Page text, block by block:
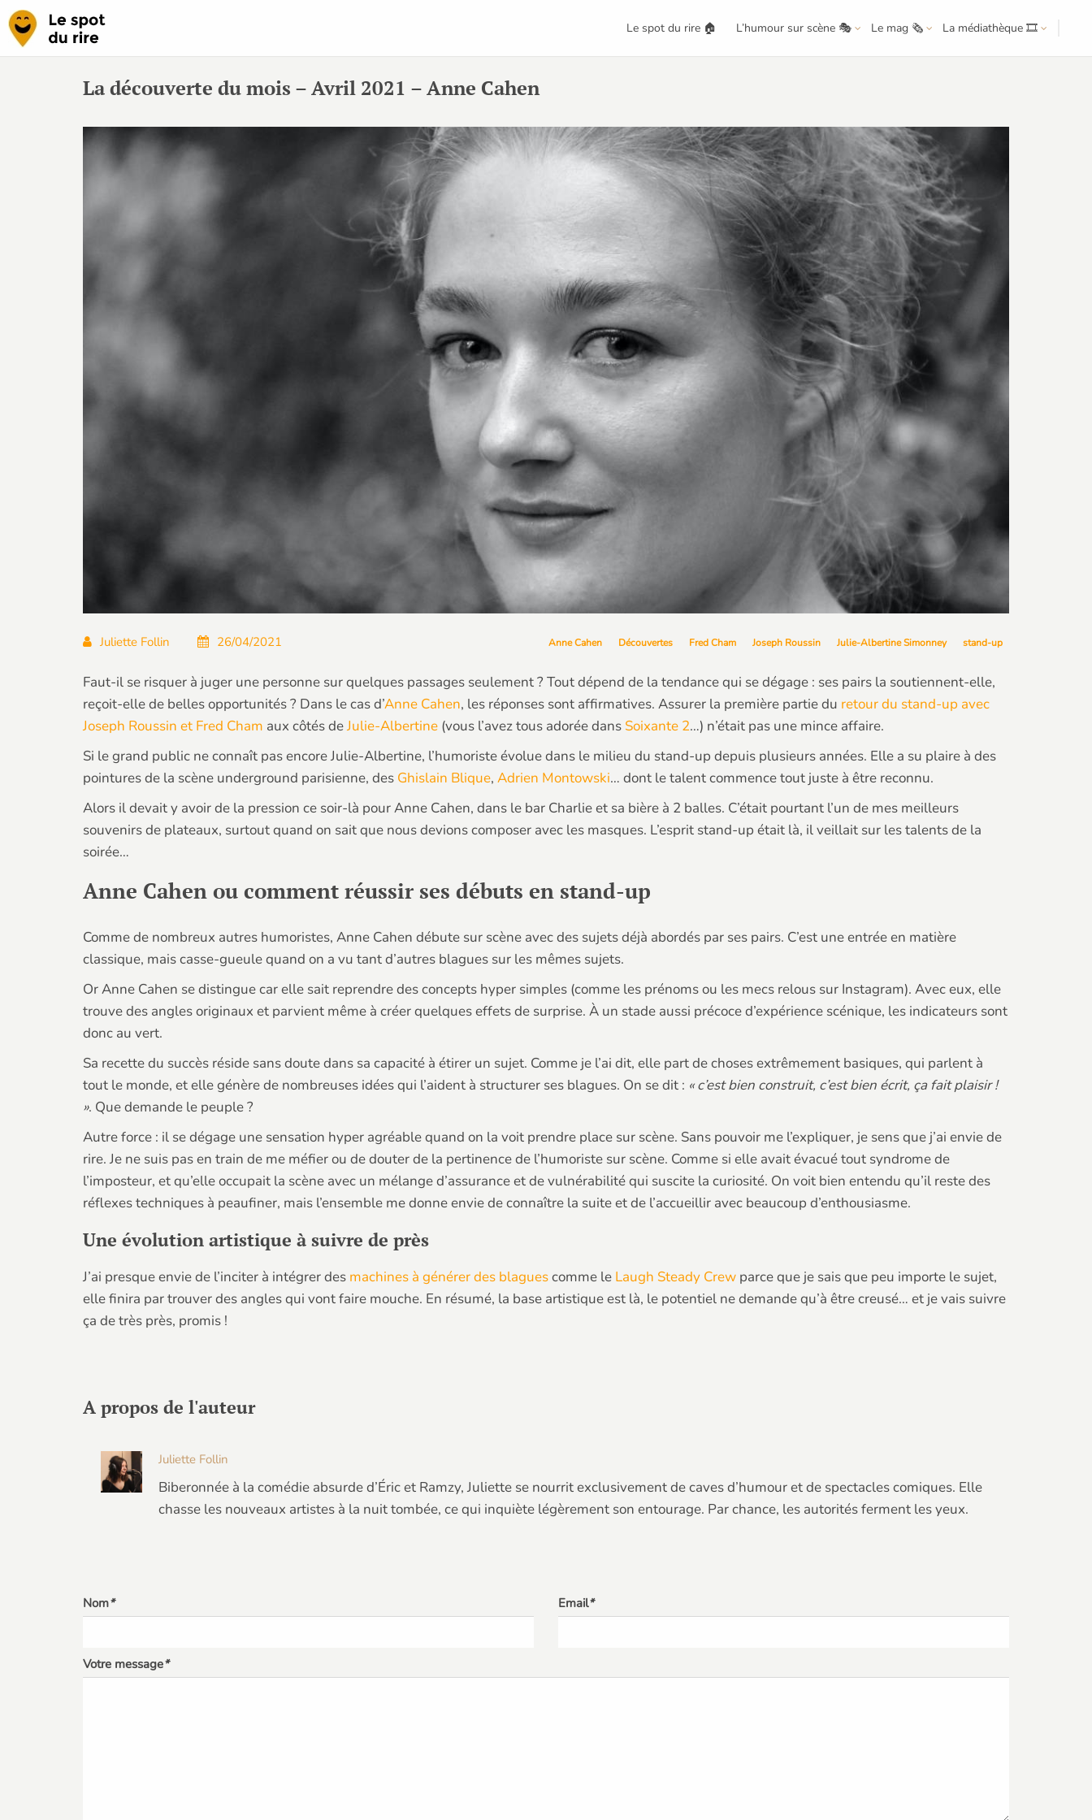
Le spot du rire 🏠 L’humour sur scène 🎭 Le mag 🗞️ La médiathèque 🎞️
La découverte du mois – Avril 2021 – Anne Cahen
Juliette Follin 26/04/2021 Anne Cahen Découvertes Fred Cham Joseph Roussin Julie-Albertine Simonney stand-up
Faut-il se risquer à juger une personne sur quelques passages seulement ? Tout dépend de la tendance qui se dégage : ses pairs la soutiennent-elle,
reçoit-elle de belles opportunités ? Dans le cas d’Anne Cahen, les réponses sont affirmatives. Assurer la première partie du retour du stand-up avec
Joseph Roussin et Fred Cham aux côtés deJulie-Albertine (vous l’avez tous adorée dans Soixante 2…) n’était pas une mince affaire.
Si le grand public ne connaît pas encore Julie-Albertine, l’humoriste évolue dans le milieu du stand-up depuis plusieurs années. Elle a su plaire à des
pointures de la scène underground parisienne, des Ghislain Blique, Adrien Montowski… dont le talent commence tout juste à être reconnu.
Alors il devait y avoir de la pression ce soir-là pour Anne Cahen, dans le bar Charlie et sa bière à 2 balles. C’était pourtant l’un de mes meilleurs
souvenirs de plateaux, surtout quand on sait que nous devions composer avec les masques. L’esprit stand-up était là, il veillait sur les talents de la
soirée…
Anne Cahen ou comment réussir ses débuts en stand-up
Comme de nombreux autres humoristes, Anne Cahen débute sur scène avec des sujets déjà abordés par ses pairs. C’est une entrée en matière
classique, mais casse-gueule quand on a vu tant d’autres blagues sur les mêmes sujets.
Or Anne Cahen se distingue car elle sait reprendre des concepts hyper simples (comme les prénoms ou les mecs relous sur Instagram). Avec eux, elle
trouve des angles originaux et parvient même à créer quelques effets de surprise. À un stade aussi précoce d’expérience scénique, les indicateurs sont
donc au vert.
Sa recette du succès réside sans doute dans sa capacité à étirer un sujet. Comme je l’ai dit, elle part de choses extrêmement basiques, qui parlent à
tout le monde, et elle génère de nombreuses idées qui l’aident à structurer ses blagues. On se dit : « c’est bien construit, c’est bien écrit, ça fait plaisir !
». Que demande le peuple ?
Autre force : il se dégage une sensation hyper agréable quand on la voit prendre place sur scène. Sans pouvoir me l’expliquer, je sens que j’ai envie de
rire. Je ne suis pas en train de me méfier ou de douter de la pertinence de l’humoriste sur scène. Comme si elle avait évacué tout syndrome de
l’imposteur, et qu’elle occupait la scène avec un mélange d’assurance et de vulnérabilité qui suscite la curiosité. On voit bien entendu qu’il reste des
réflexes techniques à peaufiner, mais l’ensemble me donne envie de connaître la suite et de l’accueillir avec beaucoup d’enthousiasme.
Une évolution artistique à suivre de près
J’ai presque envie de l’inciter à intégrer des machines à générer des blaguescomme le Laugh Steady Crew parce que je sais que peu importe le sujet,
elle finira par trouver des angles qui vont faire mouche. En résumé, la base artistique est là, le potentiel ne demande qu’à être creusé… et je vais suivre
ça de très près, promis !
A propos de l'auteur
Juliette Follin
Biberonnée à la comédie absurde d’Éric et Ramzy, Juliette se nourrit exclusivement de caves d’humour et de spectacles comiques. Elle
chasse les nouveaux artistes à la nuit tombée, ce qui inquiète légèrement son entourage. Par chance, les autorités ferment les yeux.
Nom* Email*
Votre message*